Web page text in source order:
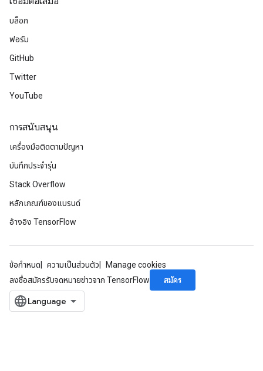
บล็อก
ฟอรัม
GitHub
Twitter
YouTube
การสนับสนุน
เครื่องมือติดตามปัญหา
บันทึกประจำรุ่น
Stack Overflow
หลักเกณฑ์ของแบรนด์
อ้างอิง TensorFlow
ข้อกำหนด ความเป็นส่วนตัว
Manage cookies
ลงชื่อสมัครรับจดหมายข่าวจาก TensorFlow
สมัคร